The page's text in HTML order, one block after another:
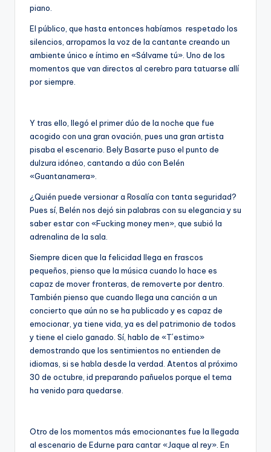
piano.
El público, que hasta entonces habíamos respetado los
silencios, arropamos la voz de la cantante creando un
ambiente único e íntimo en «Sálvame tú». Uno de los
momentos que van directos al cerebro para tatuarse allí
por siempre.
Y tras ello, llegó el primer dúo de la noche que fue
acogido con una gran ovación, pues una gran artista
pisaba el escenario. Bely Basarte puso el punto de
dulzura idóneo, cantando a dúo con Belén
«Guantanamera».
¿Quién puede versionar a Rosalía con tanta seguridad?
Pues sí, Belén nos dejó sin palabras con su elegancia y su
saber estar con «Fucking money men», que subió la
adrenalina de la sala.
Siempre dicen que la felicidad llega en frascos
pequeños, pienso que la música cuando lo hace es
capaz de mover fronteras, de removerte por dentro.
También pienso que cuando llega una canción a un
concierto que aún no se ha publicado y es capaz de
emocionar, ya tiene vida, ya es del patrimonio de todos
y tiene el cielo ganado. Sí, hablo de «T´estimo»
demostrando que los sentimientos no entienden de
idiomas, si se habla desde la verdad. Atentos al próximo
30 de octubre, id preparando pañuelos porque el tema
ha venido para quedarse.
Otro de los momentos más emocionantes fue la llegada
al escenario de Edurne para cantar «Jaque al rey». En